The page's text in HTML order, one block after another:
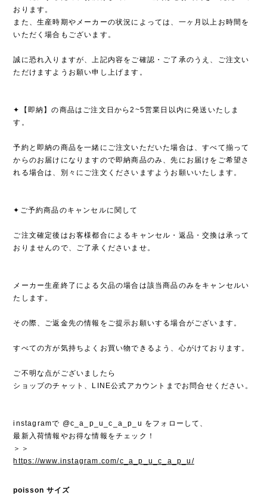
おります。
また、生産時期やメーカーの状況によっては、一ヶ月以上お時間を
いただく場合もございます。
誠に恐れ入りますが、上記内容をご確認・ご了承のうえ、ご注文い
ただけますようお願い申し上げます。
✦【即納】の商品はご注文日から2~5営業日以内に発送いたしま
す。
予約と即納の商品を一緒にご注文いただいた場合は、すべて揃って
からのお届けになりますので即納商品のみ、先にお届けをご希望さ
れる場合は、別々にご注文くださいますようお願いいたします。
✦ご予約商品のキャンセルに関して
ご注文確定後はお客様都合によるキャンセル・返品・交換は承って
おりませんので、ご了承くださいませ。
メーカー生産終了による欠品の場合は該当商品のみをキャンセルい
たします。
その際、ご返金先の情報をご提示お願いする場合がございます。
すべての方が気持ちよくお買い物できるよう、心がけております。
ご不明な点がございましたら
ショップのチャット、LINE公式アカウントまでお問合せください。
instagramで @c_a_p_u_c_a_p_u をフォローして、
最新入荷情報やお得な情報をチェック！
＞＞
https://www.instagram.com/c_a_p_u_c_a_p_u/
poisson サイズ